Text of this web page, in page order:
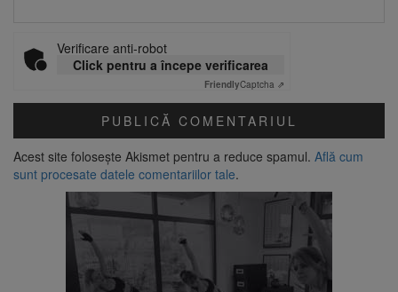
Verificare anti-robot
Click pentru a începe verificarea
FriendlyCaptcha ⇗
Acest site folosește Akismet pentru a reduce spamul. Află cum
sunt procesate datele comentariilor tale.